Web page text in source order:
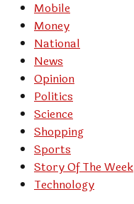
Mobile
Money
National
News
Opinion
Politics
Science
Shopping
Sports
Story Of The Week
Technology